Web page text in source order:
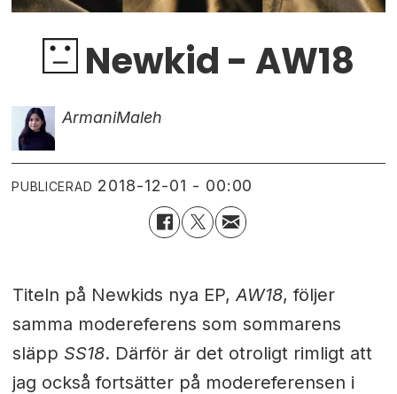
Newkid - AW18
ArmaniMaleh
PUBLICERAD 2018-12-01 - 00:00
Titeln på Newkids nya EP, AW18, följer
samma modereferens som sommarens
släpp SS18. Därför är det otroligt rimligt att
jag också fortsätter på modereferensen i